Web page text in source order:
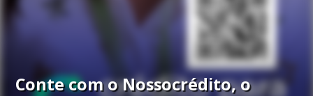
Conte com o Nossocrédito, o